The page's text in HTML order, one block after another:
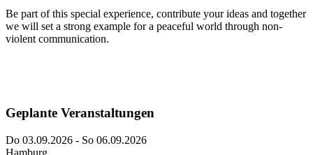
Be part of this special experience, contribute your ideas and together
we will set a strong example for a peaceful world through non-
violent communication.
Geplante Veranstaltungen
Do 03.09.2026 - So 06.09.2026